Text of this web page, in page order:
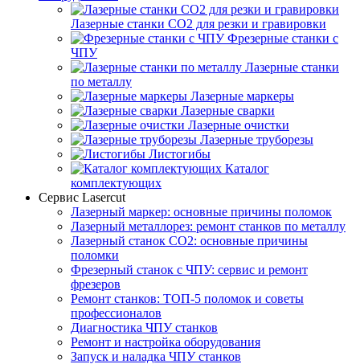
Лазерные станки CO2 для резки и гравировки
Фрезерные станки с
ЧПУ
Лазерные станки
по металлу
Лазерные маркеры
Лазерные сварки
Лазерные очистки
Лазерные труборезы
Листогибы
Каталог
комплектующих
Сервис Lasercut
Лазерный маркер: основные причины поломок
Лазерный металлорез: ремонт станков по металлу
Лазерный станок СО2: основные причины
поломки
Фрезерный станок с ЧПУ: сервис и ремонт
фрезеров
Ремонт станков: ТОП-5 поломок и советы
профессионалов
Диагностика ЧПУ станков
Ремонт и настройка оборудования
Запуск и наладка ЧПУ станков